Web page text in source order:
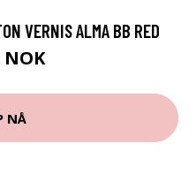
VERNIS ALMA BB RED
NOK
NÅ